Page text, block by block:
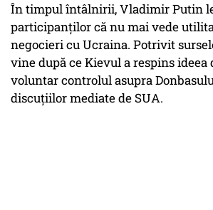
În timpul întâlnirii, Vladimir Putin
participanților că nu mai vede
negocieri cu Ucraina. Potrivit
vine după ce Kievul a respins ideea
voluntar controlul asupra
discuțiilor mediate de SUA.